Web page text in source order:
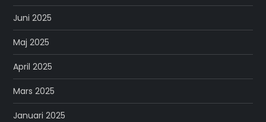
Juni 2025
Maj 2025
April 2025
Mars 2025
Januari 2025